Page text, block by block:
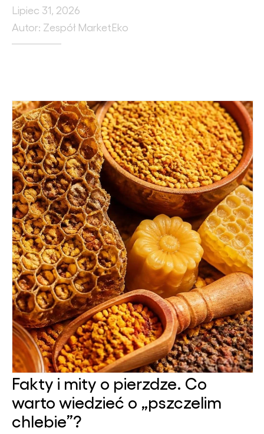
Lipiec 31, 2026
Autor: Zespół MarketEko
Fakty i mity o pierzdze. Co
warto wiedzieć o „pszczelim
chlebie”?